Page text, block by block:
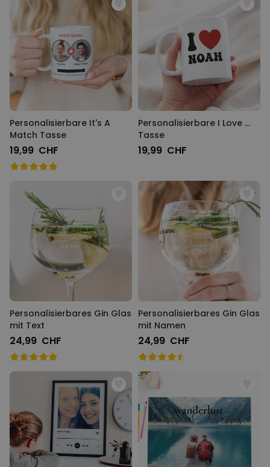
Personalisierbare It's A
Match Tasse
19,99 CHF
Personalisierbare I Love ...
Tasse
19,99 CHF
Personalisierbares Gin Glas
mit Text
24,99 CHF
Personalisierbares Gin Glas
mit Namen
24,99 CHF